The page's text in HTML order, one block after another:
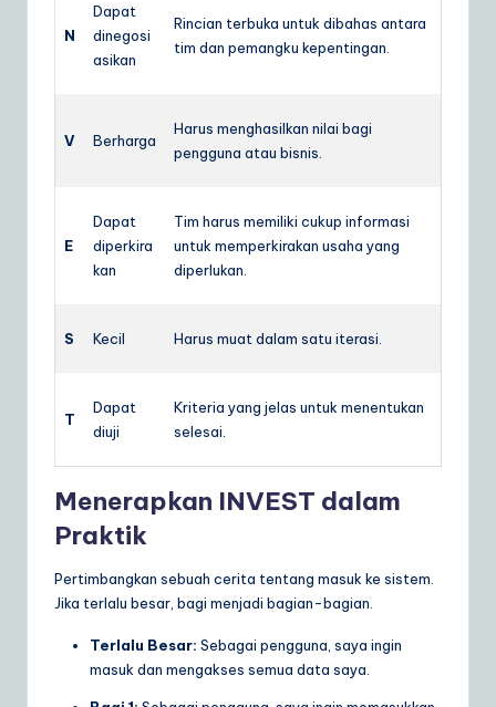
N
Dapat
dinegosi
asikan
Rincian terbuka untuk dibahas antara
tim dan pemangku kepentingan.
V Berharga
Harus menghasilkan nilai bagi
pengguna atau bisnis.
E
Dapat
diperkira
kan
Tim harus memiliki cukup informasi
untuk memperkirakan usaha yang
diperlukan.
S Kecil Harus muat dalam satu iterasi.
T
Dapat
diuji
Kriteria yang jelas untuk menentukan
selesai.
Menerapkan INVEST dalam
Praktik
Pertimbangkan sebuah cerita tentang masuk ke sistem.
Jika terlalu besar, bagi menjadi bagian-bagian.
Terlalu Besar: Sebagai pengguna, saya ingin
masuk dan mengakses semua data saya.